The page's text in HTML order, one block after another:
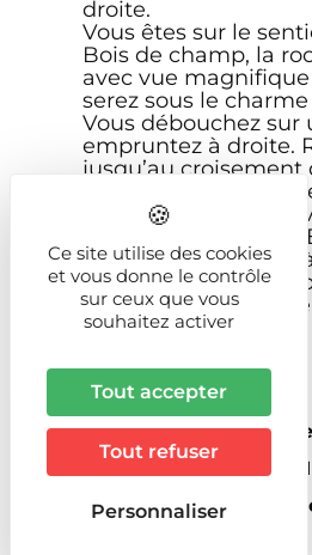
droite.
Vous êtes sur le
Bois de champ, la
avec vue
serez sous le
Vous débouchez
empruntez à droite.
jusqu’au
Avant cette roche,
pancarte qui vous
croix de
descente vous
Domfaing. C’est un
Ne ratez pas la
Descriptif
Difficulté de
Distance (fourchette)
Caractéristique du
Ce site utilise des cookies
et vous donne le contrôle
sur ceux que vous
souhaitez activer
Tout accepter
Tout refuser
Personnaliser